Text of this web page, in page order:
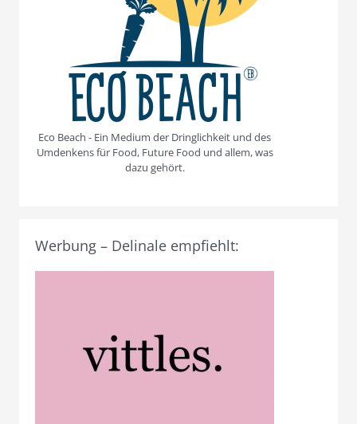
Eco Beach - Ein Medium der Dringlichkeit und des
Umdenkens für Food, Future Food und allem, was
dazu gehört.
Werbung – Delinale empfiehlt: